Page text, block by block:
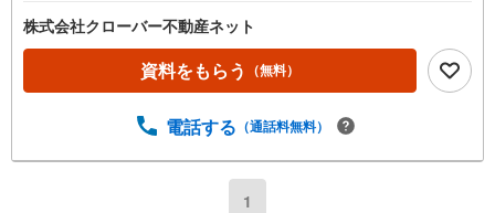
株式会社クローバー不動産ネット
資料をもらう （無料）
電話する （通話料無料）
1